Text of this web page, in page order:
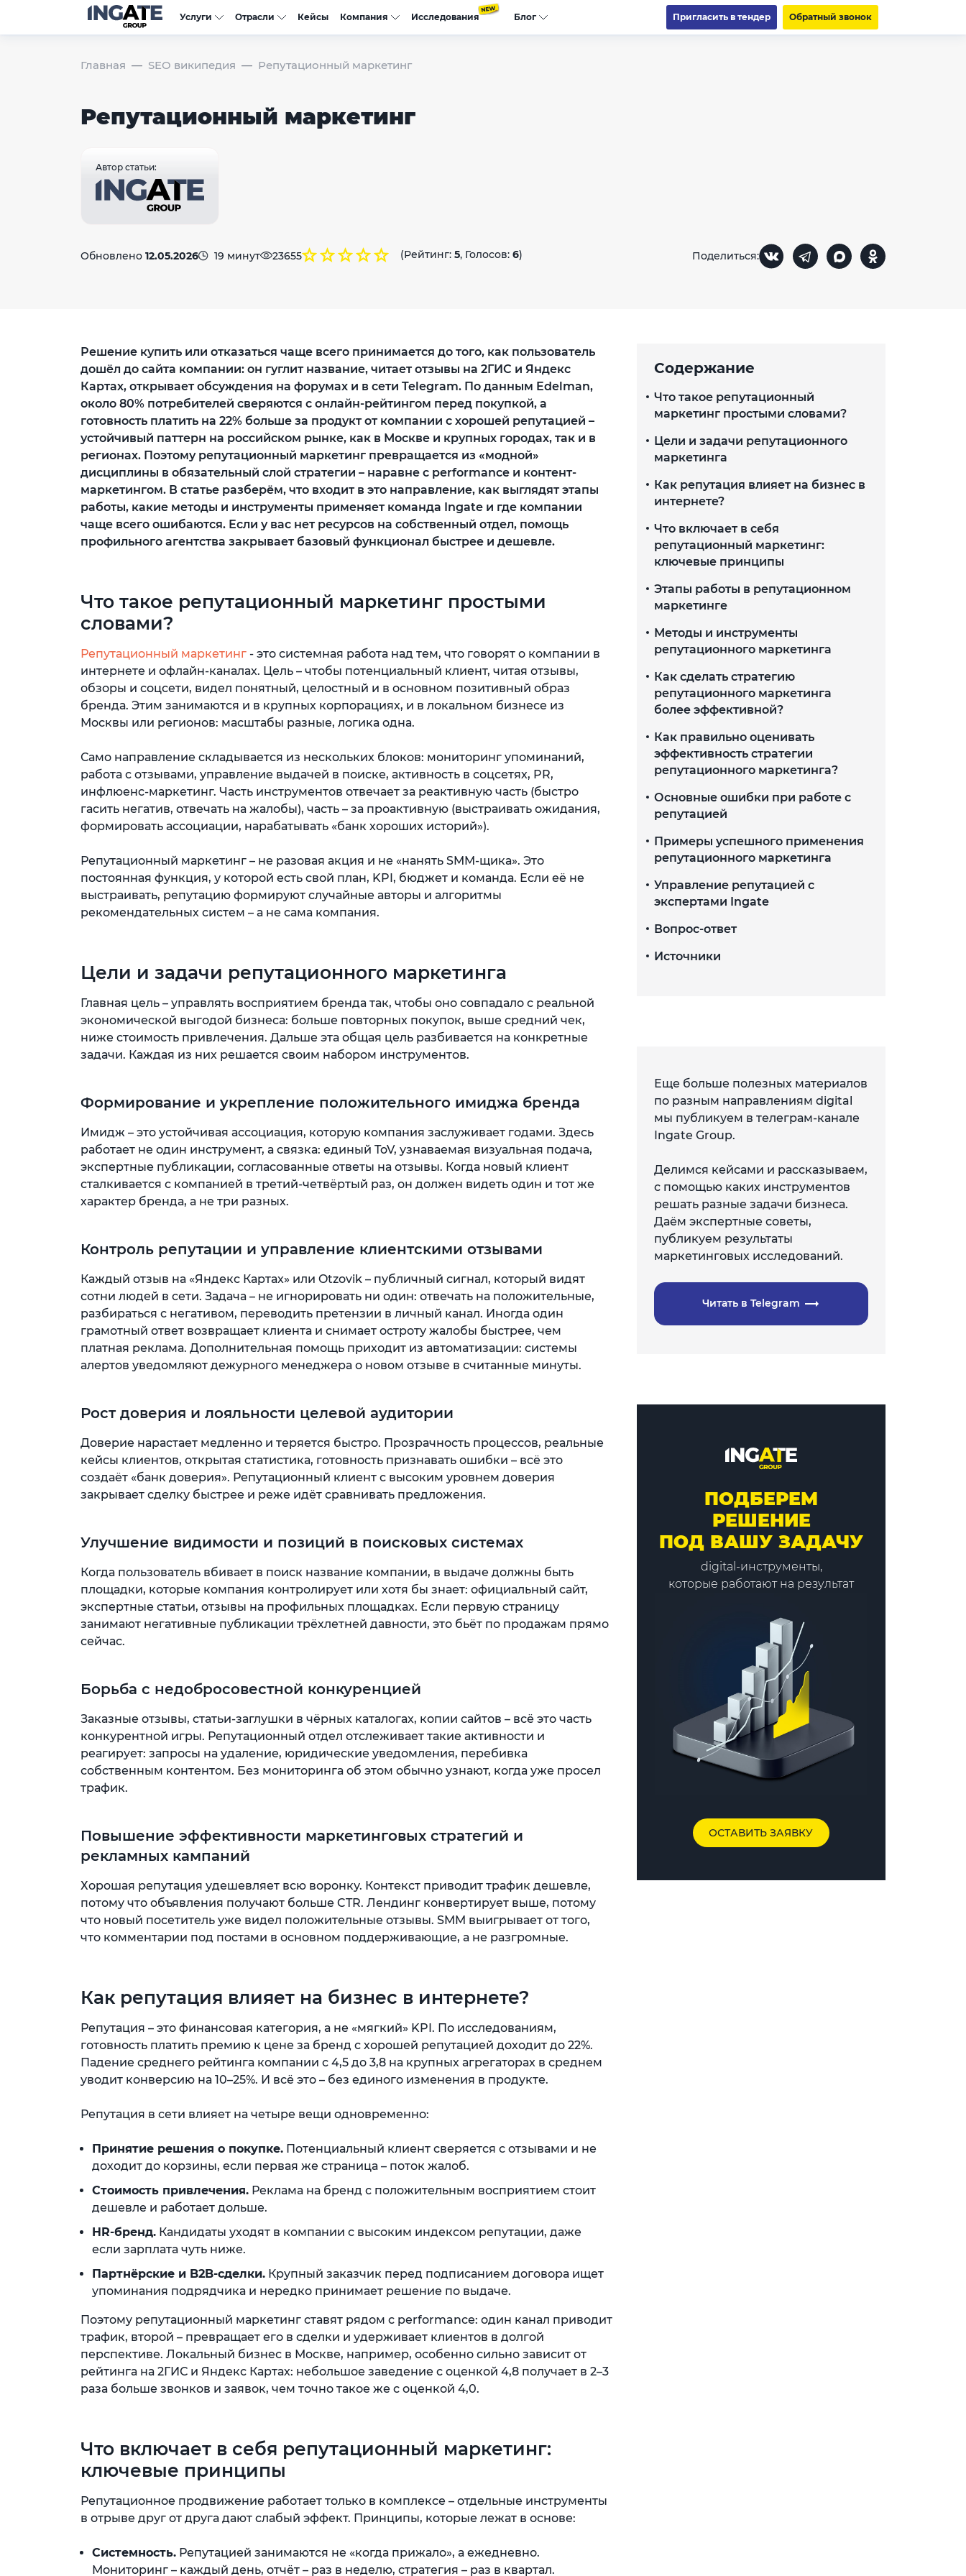
Услуги Отрасли Кейсы Компания Исследования Блог Пригласить в тендер Обратный звонок
Главная SEO википедия Репутационный маркетинг
Репутационный маркетинг
Автор статьи:
Обновлено 12.05.2026 19 минут 23655 (Рейтинг: 5, Голосов: 6) Поделиться:
Решение купить или отказаться чаще всего принимается до того, как пользователь
дошёл до сайта компании: он гуглит название, читает отзывы на 2ГИС и Яндекс
Картах, открывает обсуждения на форумах и в сети Telegram. По данным Edelman,
около 80% потребителей сверяются с онлайн-рейтингом перед покупкой, а
готовность платить на 22% больше за продукт от компании с хорошей репутацией –
устойчивый паттерн на российском рынке, как в Москве и крупных городах, так и в
регионах. Поэтому репутационный маркетинг превращается из «модной»
дисциплины в обязательный слой стратегии – наравне с performance и контент-
маркетингом. В статье разберём, что входит в это направление, как выглядят этапы
работы, какие методы и инструменты применяет команда Ingate и где компании
чаще всего ошибаются. Если у вас нет ресурсов на собственный отдел, помощь
профильного агентства закрывает базовый функционал быстрее и дешевле.
Что такое репутационный маркетинг простыми
словами?
Репутационный маркетинг - это системная работа над тем, что говорят о компании в
интернете и офлайн-каналах. Цель – чтобы потенциальный клиент, читая отзывы,
обзоры и соцсети, видел понятный, целостный и в основном позитивный образ
бренда. Этим занимаются и в крупных корпорациях, и в локальном бизнесе из
Москвы или регионов: масштабы разные, логика одна.
Само направление складывается из нескольких блоков: мониторинг упоминаний,
работа с отзывами, управление выдачей в поиске, активность в соцсетях, PR,
инфлюенс-маркетинг. Часть инструментов отвечает за реактивную часть (быстро
гасить негатив, отвечать на жалобы), часть – за проактивную (выстраивать ожидания,
формировать ассоциации, нарабатывать «банк хороших историй»).
Репутационный маркетинг – не разовая акция и не «нанять SMM-щика». Это
постоянная функция, у которой есть свой план, KPI, бюджет и команда. Если её не
выстраивать, репутацию формируют случайные авторы и алгоритмы
рекомендательных систем – а не сама компания.
Цели и задачи репутационного маркетинга
Главная цель – управлять восприятием бренда так, чтобы оно совпадало с реальной
экономической выгодой бизнеса: больше повторных покупок, выше средний чек,
ниже стоимость привлечения. Дальше эта общая цель разбивается на конкретные
задачи. Каждая из них решается своим набором инструментов.
Формирование и укрепление положительного имиджа бренда
Имидж – это устойчивая ассоциация, которую компания заслуживает годами. Здесь
работает не один инструмент, а связка: единый ToV, узнаваемая визуальная подача,
экспертные публикации, согласованные ответы на отзывы. Когда новый клиент
сталкивается с компанией в третий-четвёртый раз, он должен видеть один и тот же
характер бренда, а не три разных.
Контроль репутации и управление клиентскими отзывами
Каждый отзыв на «Яндекс Картах» или Otzovik – публичный сигнал, который видят
сотни людей в сети. Задача – не игнорировать ни один: отвечать на положительные,
разбираться с негативом, переводить претензии в личный канал. Иногда один
грамотный ответ возвращает клиента и снимает остроту жалобы быстрее, чем
платная реклама. Дополнительная помощь приходит из автоматизации: системы
алертов уведомляют дежурного менеджера о новом отзыве в считанные минуты.
Рост доверия и лояльности целевой аудитории
Доверие нарастает медленно и теряется быстро. Прозрачность процессов, реальные
кейсы клиентов, открытая статистика, готовность признавать ошибки – всё это
создаёт «банк доверия». Репутационный клиент с высоким уровнем доверия
закрывает сделку быстрее и реже идёт сравнивать предложения.
Улучшение видимости и позиций в поисковых системах
Когда пользователь вбивает в поиск название компании, в выдаче должны быть
площадки, которые компания контролирует или хотя бы знает: официальный сайт,
экспертные статьи, отзывы на профильных площадках. Если первую страницу
занимают негативные публикации трёхлетней давности, это бьёт по продажам прямо
сейчас.
Борьба с недобросовестной конкуренцией
Заказные отзывы, статьи-заглушки в чёрных каталогах, копии сайтов – всё это часть
конкурентной игры. Репутационный отдел отслеживает такие активности и
реагирует: запросы на удаление, юридические уведомления, перебивка
собственным контентом. Без мониторинга об этом обычно узнают, когда уже просел
трафик.
Повышение эффективности маркетинговых стратегий и
рекламных кампаний
Хорошая репутация удешевляет всю воронку. Контекст приводит трафик дешевле,
потому что объявления получают больше CTR. Лендинг конвертирует выше, потому
что новый посетитель уже видел положительные отзывы. SMM выигрывает от того,
что комментарии под постами в основном поддерживающие, а не разгромные.
Как репутация влияет на бизнес в интернете?
Репутация – это финансовая категория, а не «мягкий» KPI. По исследованиям,
готовность платить премию к цене за бренд с хорошей репутацией доходит до 22%.
Падение среднего рейтинга компании с 4,5 до 3,8 на крупных агрегаторах в среднем
уводит конверсию на 10–25%. И всё это – без единого изменения в продукте.
Репутация в сети влияет на четыре вещи одновременно:
Принятие решения о покупке. Потенциальный клиент сверяется с отзывами и не
доходит до корзины, если первая же страница – поток жалоб.
Стоимость привлечения. Реклама на бренд с положительным восприятием стоит
дешевле и работает дольше.
HR-бренд. Кандидаты уходят в компании с высоким индексом репутации, даже
если зарплата чуть ниже.
Партнёрские и B2B-сделки. Крупный заказчик перед подписанием договора ищет
упоминания подрядчика и нередко принимает решение по выдаче.
Поэтому репутационный маркетинг ставят рядом с performance: один канал приводит
трафик, второй – превращает его в сделки и удерживает клиентов в долгой
перспективе. Локальный бизнес в Москве, например, особенно сильно зависит от
рейтинга на 2ГИС и Яндекс Картах: небольшое заведение с оценкой 4,8 получает в 2–3
раза больше звонков и заявок, чем точно такое же с оценкой 4,0.
Что включает в себя репутационный маркетинг:
ключевые принципы
Репутационное продвижение работает только в комплексе – отдельные инструменты
в отрыве друг от друга дают слабый эффект. Принципы, которые лежат в основе:
Системность. Репутацией занимаются не «когда прижало», а ежедневно.
Мониторинг – каждый день, отчёт – раз в неделю, стратегия – раз в квартал.
Содержание
Что такое репутационный
маркетинг простыми словами?
Цели и задачи репутационного
маркетинга
Как репутация влияет на бизнес в
интернете?
Что включает в себя
репутационный маркетинг:
ключевые принципы
Этапы работы в репутационном
маркетинге
Методы и инструменты
репутационного маркетинга
Как сделать стратегию
репутационного маркетинга
более эффективной?
Как правильно оценивать
эффективность стратегии
репутационного маркетинга?
Основные ошибки при работе с
репутацией
Примеры успешного применения
репутационного маркетинга
Управление репутацией с
экспертами Ingate
Вопрос-ответ
Источники
Еще больше полезных материалов
по разным направлениям digital
мы публикуем в телеграм-канале
Ingate Group.
Делимся кейсами и рассказываем,
с помощью каких инструментов
решать разные задачи бизнеса.
Даём экспертные советы,
публикуем результаты
маркетинговых исследований.
Читать в Telegram
ПОДБЕРЕМ
РЕШЕНИЕ
ПОД ВАШУ ЗАДАЧУ
digital-инструменты,
которые работают на результат
ОСТАВИТЬ ЗАЯВКУ